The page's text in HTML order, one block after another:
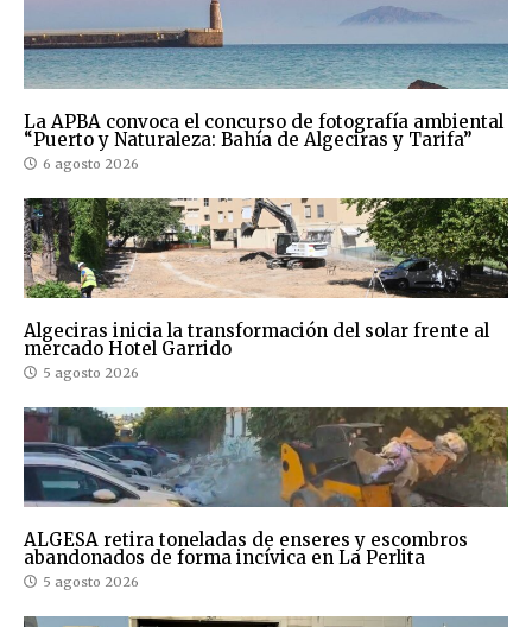
La APBA convoca el concurso de fotografía ambiental
“Puerto y Naturaleza: Bahía de Algeciras y Tarifa”
6 agosto 2026
Algeciras inicia la transformación del solar frente al
mercado Hotel Garrido
5 agosto 2026
ALGESA retira toneladas de enseres y escombros
abandonados de forma incívica en La Perlita
5 agosto 2026